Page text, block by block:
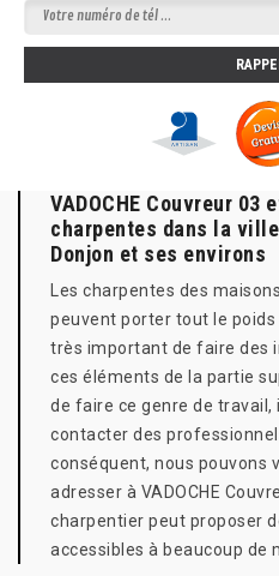
VADOCHE Couvreur 03
charpentes dans la
Donjon et ses environs
Les charpentes des
peuvent porter tout le
très important de faire des
ces éléments de la partie
de faire ce genre de
contacter des
conséquent, nous pouvons
adresser à VADOCHE
charpentier peut proposer
accessibles à beaucoup de